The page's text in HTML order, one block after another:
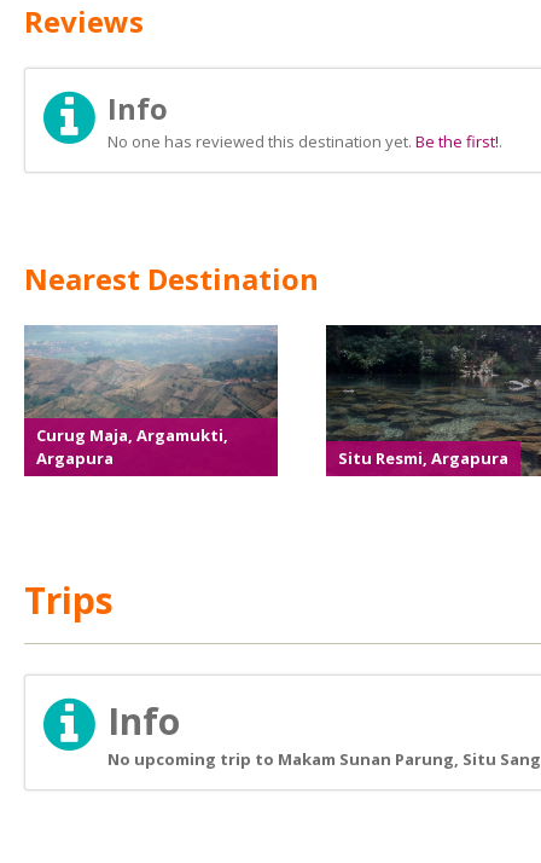
Reviews
Info
No one has reviewed this destination yet. Be the first!.
Nearest Destination
Curug Maja, Argamukti,
Argapura
Situ Resmi, Argapura
Trips
Info
No upcoming trip to Makam Sunan Parung, Situ